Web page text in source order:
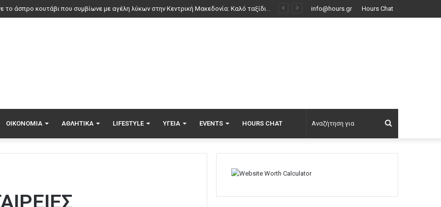
Πέθανε το άσπρο κουτάβι που συμβίωνε με αγέλη λύκων στην Κεντρική Μακεδονία: Καλό ταξίδι μικρέ, δείτε βίντεο info@hours.gr Hours Chat
ΟΙΚΟΝΟΜΊΑ ΑΘΛΗΤΙΚΆ LIFESTYLE ΥΓΕΊΑ EVENTS HOURS CHAT
για